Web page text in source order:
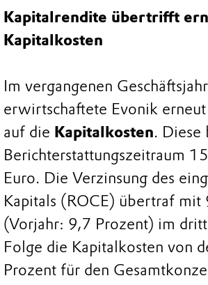
Kapitalrendite übertrifft
Kapitalkosten
Im vergangenen Geschäftsjahr
erwirtschaftete Evonik
auf die Kapitalkosten. Diese
Berichterstattungszeitraum
Euro. Die Verzinsung des
Kapitals (ROCE) übertraf mit
(Vorjahr: 9,7 Prozent) im
Folge die Kapitalkosten von
Prozent für den